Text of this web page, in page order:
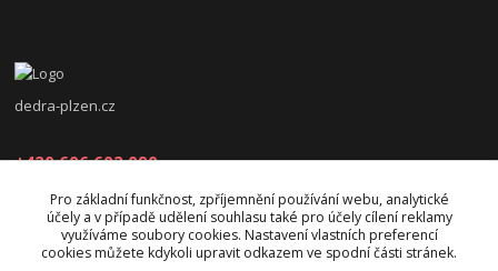
dedra-plzen.cz
+420 606 602 090
jana.beranova@atlas.cz
Pro základní funkčnost, zpříjemnění používání webu, analytické
účely a v případě udělení souhlasu také pro účely cílení reklamy
využíváme soubory cookies. Nastavení vlastních preferencí
cookies můžete kdykoli upravit odkazem ve spodní části stránek.